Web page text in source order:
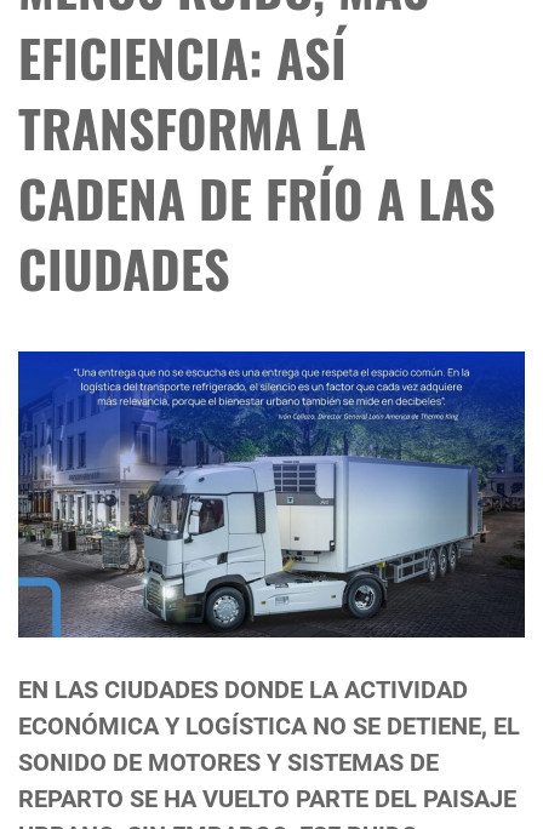
EFICIENCIA: ASÍ
TRANSFORMA LA
CADENA DE FRÍO A LAS
CIUDADES
EN LAS CIUDADES DONDE LA ACTIVIDAD
ECONÓMICA Y LOGÍSTICA NO SE DETIENE, EL
SONIDO DE MOTORES Y SISTEMAS DE
REPARTO SE HA VUELTO PARTE DEL PAISAJE